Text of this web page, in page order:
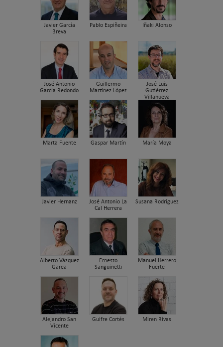
Javier García
Breva
Pablo Espiñeira Iñaki Alonso
José Antonio
García Redondo
Guillermo
Martínez López
José Luis
Gutiérrez
Villanueva
Marta Fuente Gaspar Martín María Moya
Javier Hernanz
José Antonio La
Cal Herrera
Susana Rodriguez
Alberto Vázquez
Garea
Ernesto
Sanguinetti
Manuel Herrero
Fuerte
Alejandro San
Vicente
Guifre Cortés Miren Rivas